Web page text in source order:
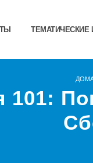
ТЕМАТИЧЕСКИЕ
101: